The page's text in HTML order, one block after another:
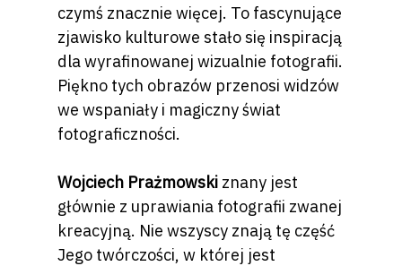
czymś znacznie więcej. To fascynujące
zjawisko kulturowe stało się inspiracją
dla wyrafinowanej wizualnie fotografii.
Piękno tych obrazów przenosi widzów
we wspaniały i magiczny świat
fotograficzności.
Wojciech Prażmowski znany jest
głównie z uprawiania fotografii zwanej
kreacyjną. Nie wszyscy znają tę część
Jego twórczości, w której jest